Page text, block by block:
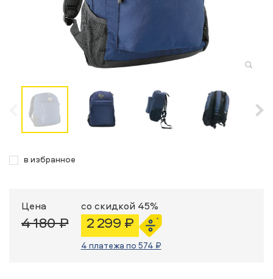
в избранное
Цена
4 180 ₽
со скидкой 45%
2 299 ₽
4 платежа по 574 ₽